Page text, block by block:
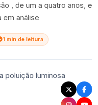
, de um a quatro anos, e
em análise
1 min de leitura